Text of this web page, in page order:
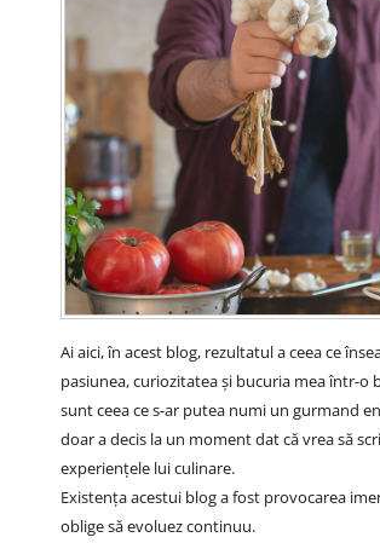
Ai aici, în acest blog, rezultatul a ceea ce
pasiunea, curiozitatea și bucuria mea într-o
sunt ceea ce s-ar putea numi un gurmand
doar a decis la un moment dat că vrea să
experiențele lui culinare.
Existența acestui blog a fost provocarea
oblige să evoluez continuu.